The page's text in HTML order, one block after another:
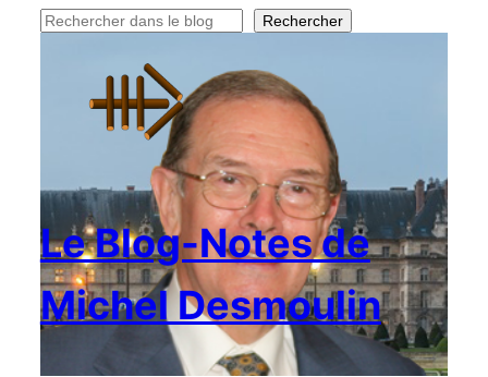
Rechercher Rechercher
Le Blog-Notes de
Michel Desmoulin